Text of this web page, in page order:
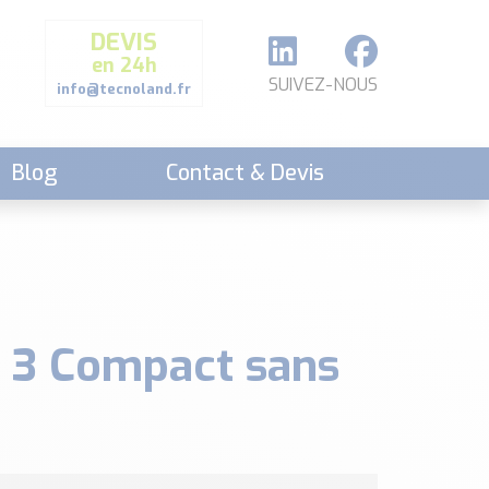
DEVIS
en 24h
info@tecnoland.fr SUIVEZ-NOUS
Blog Contact & Devis
Compact sans